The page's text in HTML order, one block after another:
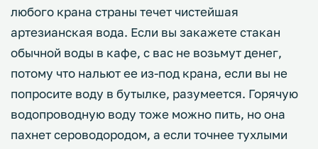
любого крана страны течет чистейшая
артезианская вода. Если вы закажете стакан
обычной воды в кафе, с вас не возьмут денег,
потому что нальют ее из-под крана, если вы не
попросите воду в бутылке, разумеется. Горячую
водопроводную воду тоже можно пить, но она
пахнет сероводородом, а если точнее тухлыми